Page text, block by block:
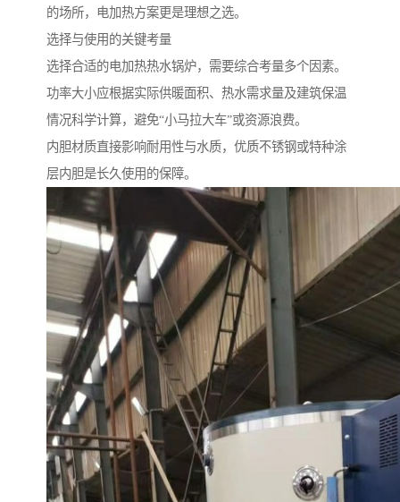
的场所，电加热方案更是理想之选。
选择与使用的关键考量
选择合适的电加热热水锅炉，需要综合考量多个因素。
功率大小应根据实际供暖面积、热水需求量及建筑保温
情况科学计算，避免“小马拉大车”或资源浪费。
内胆材质直接影响耐用性与水质，优质不锈钢或特种涂
层内胆是长久使用的保障。